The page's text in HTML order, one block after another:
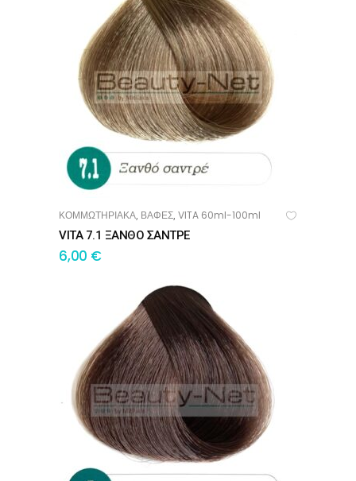
ΠΡΟΣΘΉΚΗ ΣΤΟ ΚΑΛΆΘΙ
ΚΟΜΜΩΤΗΡΙΑΚΑ, ΒΑΦΕΣ, VITA 60ml-100ml
VITA 7.1 ΞΑΝΘΟ ΣΑΝΤΡΕ
6,00 €